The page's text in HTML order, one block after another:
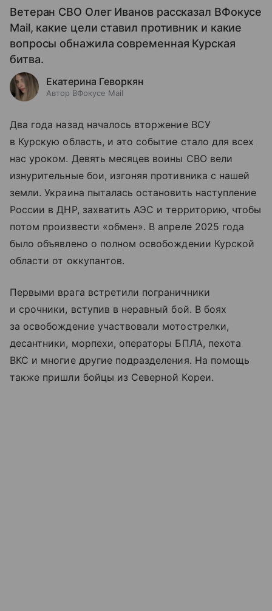
Ветеран СВО Олег Иванов рассказал ВФокусе
Mail, какие цели ставил противник и какие
вопросы обнажила современная Курская
битва.
Екатерина Геворкян
Автор ВФокусе Mail
Два года назад началось вторжение ВСУ
в Курскую область, и это событие стало для всех
нас уроком. Девять месяцев воины СВО вели
изнурительные бои, изгоняя противника с нашей
земли. Украина пыталась остановить наступление
России в ДНР, захватить АЭС и территорию, чтобы
потом произвести «обмен». В апреле 2025 года
было объявлено о полном освобождении Курской
области от оккупантов.
Первыми врага встретили пограничники
и срочники, вступив в неравный бой. В боях
за освобождение участвовали мотострелки,
десантники, морпехи, операторы БПЛА, пехота
ВКС и многие другие подразделения. На помощь
также пришли бойцы из Северной Кореи.